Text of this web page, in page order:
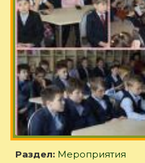
Раздел: Мероприятия